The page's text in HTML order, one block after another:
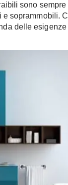
sono
soprammobili.
delle esigenze